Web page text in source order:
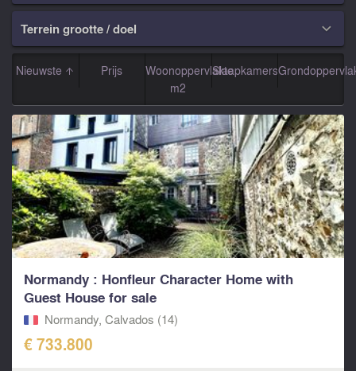
Terrein grootte / doel 
Nieuwste Prijs
Woonoppervlakte
m2
Slaapkamers
Normandy : Honfleur Character Home with
Guest House for sale
Normandy, Calvados (14)
€ 733.800